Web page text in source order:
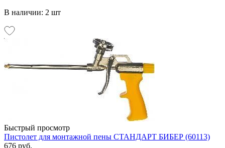
В наличии: 2 шт
Быстрый просмотр
Пистолет для монтажной пены СТАНДАРТ БИБЕР (60113)
676 руб.